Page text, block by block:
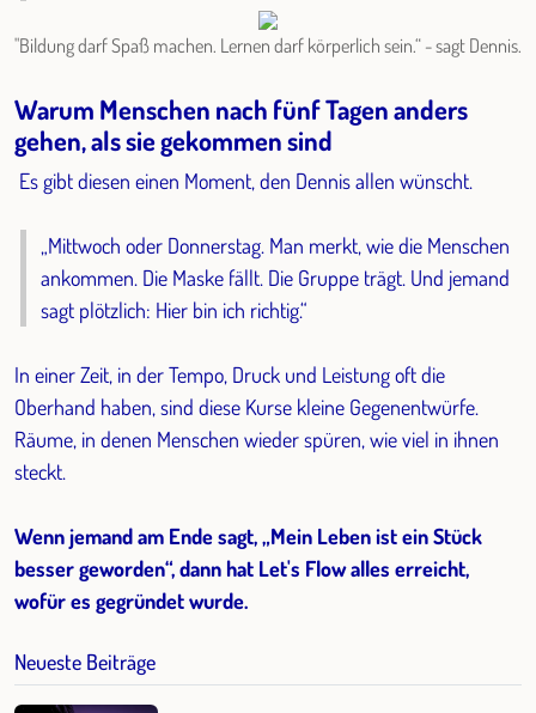
"Bildung darf Spaß machen. Lernen darf körperlich sein.“ - sagt Dennis.
Warum Menschen nach fünf Tagen anders
gehen, als sie gekommen sind
Es gibt diesen einen Moment, den Dennis allen wünscht.
„Mittwoch oder Donnerstag. Man merkt, wie die Menschen
ankommen. Die Maske fällt. Die Gruppe trägt. Und jemand
sagt plötzlich: Hier bin ich richtig.“
In einer Zeit, in der Tempo, Druck und Leistung oft die
Oberhand haben, sind diese Kurse kleine Gegenentwürfe.
Räume, in denen Menschen wieder spüren, wie viel in ihnen
steckt.
Wenn jemand am Ende sagt, „Mein Leben ist ein Stück
besser geworden“, dann hat Let's Flow alles erreicht,
wofür es gegründet wurde.
Neueste Beiträge